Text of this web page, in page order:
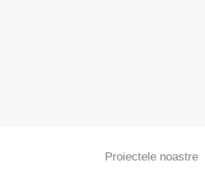
Proiectele noastre